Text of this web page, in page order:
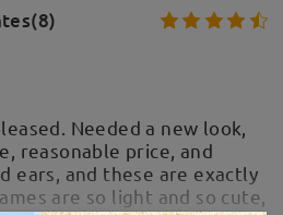
Needed a new look,
reasonable price, and
ears, and these are exactly
are so light and so cute,